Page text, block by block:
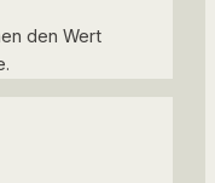
den Wert